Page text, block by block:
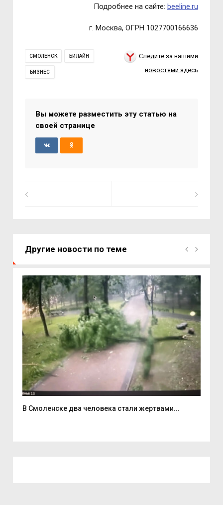
Подробнее на сайте: beeline.ru
г. Москва, ОГРН 1027700166636
СМОЛЕНСК БИЛАЙН
БИЗНЕС
Следите за нашими
новостями здесь
Вы можете разместить эту статью на
своей странице
Другие новости по теме
В Смоленске два человека стали жертвами...